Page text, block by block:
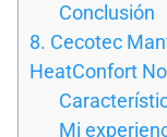
Conclusión
8. Cecotec
HeatConfort
Mi